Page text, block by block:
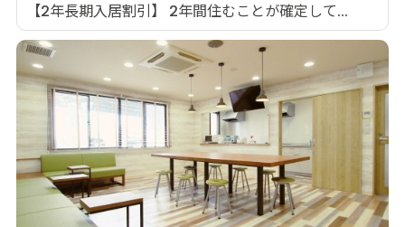
【2年長期入居割引】 2年間住むことが確定して...